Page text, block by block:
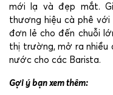
mới lạ và đẹp mắt.
thương hiệu cà phê với
đơn lẻ cho đến chuỗi
thị trường, mở ra nhiều
nước cho các Barista.
Gợi ý bạn xem thêm: